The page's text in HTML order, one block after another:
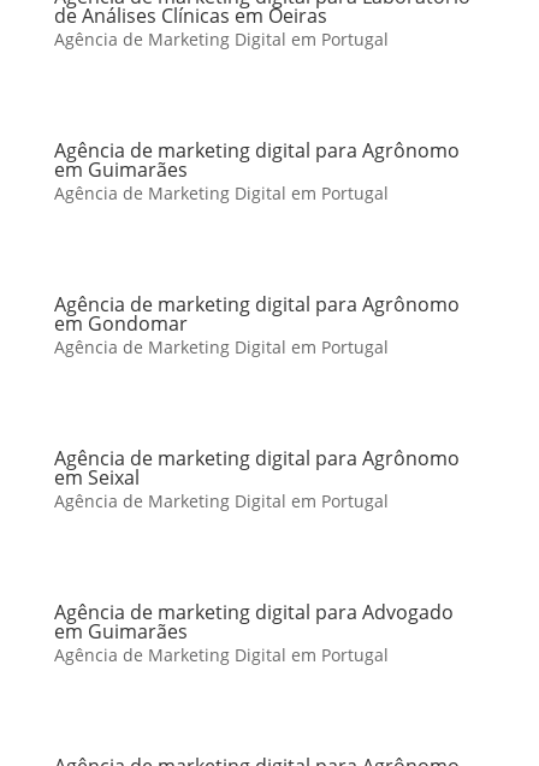
de Análises Clínicas em Oeiras
Agência de Marketing Digital em Portugal
Agência de marketing digital para Agrônomo
em Guimarães
Agência de Marketing Digital em Portugal
Agência de marketing digital para Agrônomo
em Gondomar
Agência de Marketing Digital em Portugal
Agência de marketing digital para Agrônomo
em Seixal
Agência de Marketing Digital em Portugal
Agência de marketing digital para Advogado
em Guimarães
Agência de Marketing Digital em Portugal